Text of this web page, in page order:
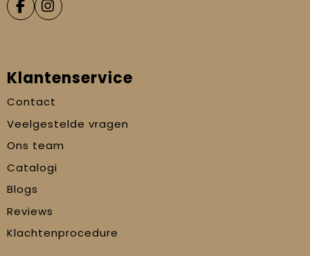
Klantenservice
Contact
Veelgestelde vragen
Ons team
Catalogi
Blogs
Reviews
Klachtenprocedure